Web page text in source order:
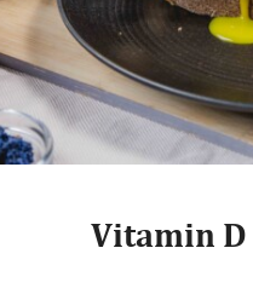
Donnerstag
DONNERSTAG
Freitag
FREITAG
Samstag
SAMSTAG
Vitamin